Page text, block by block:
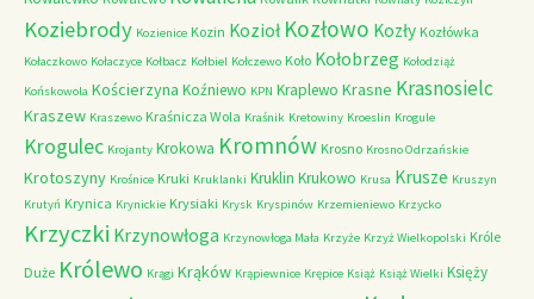
Koziebrody Kozienice Kozin Kozioł Kozłowo Kozły Kozłówka
Kołaczkowo Kołaczyce Kołbacz Kołbiel Kołczewo Koło Kołobrzeg Kołodziąż
Końskowola Kościerzyna Koźniewo KPN Kraplewo Krasne Krasnosielc
Kraszew Kraszewo Kraśnicza Wola Kraśnik Kretowiny Kroeslin Krogule
Krogulec Krojanty Krokowa Kromnów Krosno Krosno Odrzańskie
Krotoszyny Krośnice Kruki Kruklanki Kruklin Krukowo Krusa Krusze Kruszyn
Krutyń Krynica Krynickie Krysiaki Krysk Kryspinów Krzemieniewo Krzycko
Krzyczki Krzynowłoga Krzynowłoga Mała Krzyże Krzyż Wielkopolski Króle
Duże Królewo Krągi Krąków Krąpiewnice Krępice Książ Książ Wielki Księży